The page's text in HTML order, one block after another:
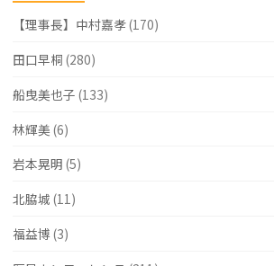
【理事長】中村嘉孝(170)
田口早桐 (280)
船曳美也子 (133)
林輝美 (6)
岩本晃明 (5)
北脇城 (11)
福益博 (3)